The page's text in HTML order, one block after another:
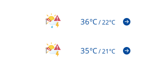
36°C/22°C
35°C/21°C